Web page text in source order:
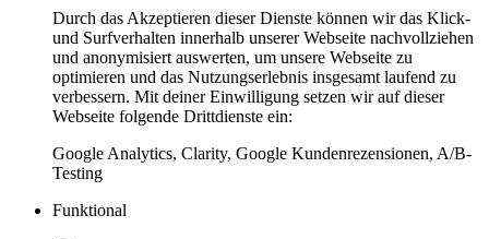
Durch das Akzeptieren dieser Dienste können wir das Klick-
und Surfverhalten innerhalb unserer Webseite nachvollziehen
und anonymisiert auswerten, um unsere Webseite zu
optimieren und das Nutzungserlebnis insgesamt laufend zu
verbessern. Mit deiner Einwilligung setzen wir auf dieser
Webseite folgende Drittdienste ein:
Google Analytics, Clarity, Google Kundenrezensionen, A/B-
Testing
Funktional